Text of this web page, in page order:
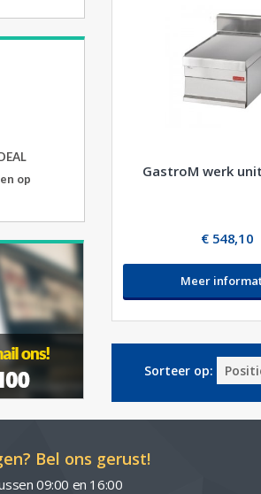
op
GastroM werk
€ 548,10
Meer
Sorteer op:
Bel ons gerust!
09:00 en 16:00